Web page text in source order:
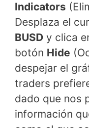
Indicators
Desplaza el
BUSD y clica
botón Hide
despejar el
traders
dado que nos
información